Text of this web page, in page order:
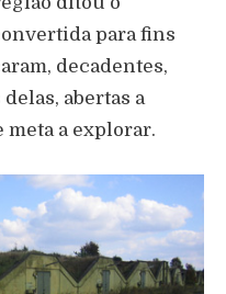
para fins
decadentes,
abertas a
a explorar.